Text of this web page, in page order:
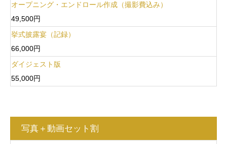
オープニング・エンドロール作成（撮影費込み）
49,500円
挙式披露宴（記録）
66,000円
ダイジェスト版
55,000円
写真＋動画セット割